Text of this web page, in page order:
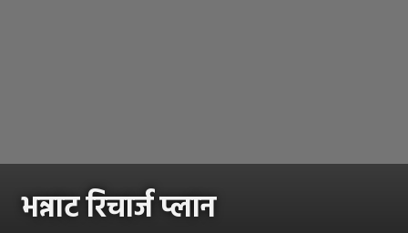
भन्नाट रिचार्ज प्लान